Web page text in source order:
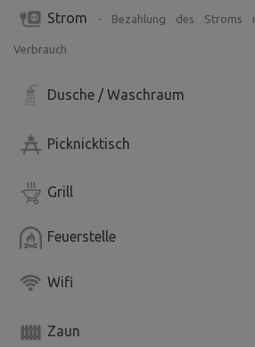
Strom - Bezahlung des Stroms
Verbrauch
Dusche / Waschraum
Picknicktisch
Grill
Feuerstelle
Wifi
Zaun